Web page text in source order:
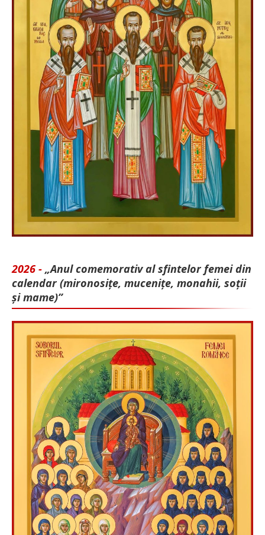
2026 - „Anul comemorativ al sfintelor femei din
calendar (mironosițe, mu­cenițe, monahii, soții
și mame)”